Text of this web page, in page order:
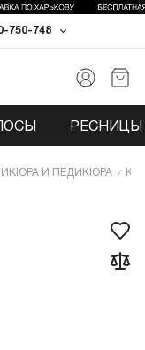
750-748
РЕСНИЦЫ
И ПЕДИКЮРА